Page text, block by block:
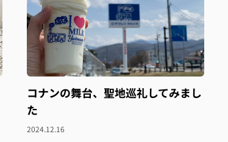
コナンの舞台、聖地巡礼してみまし
た
2024.12.16